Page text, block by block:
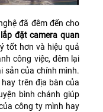
đã đêm đến cho
lắp đặt camera quan
tốt hơn và hiệu quả
công việc, đêm lại
sản của chính mình.
trên địa bàn của
bình chánh giúp
công ty mình hay